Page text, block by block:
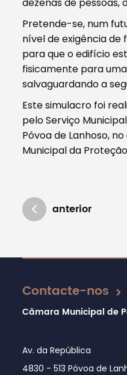
Pretende-se, num
nível de exigência de
para que o edifício
fisicamente para
salvaguardando a
Este simulacro foi
pelo Serviço
Póvoa de Lanhoso,
Municipal da
anterior
Atualizado em 10/03/
Contacte-nos
Câmara Municipal de
Av. da República
4830 - 513 Póvoa de